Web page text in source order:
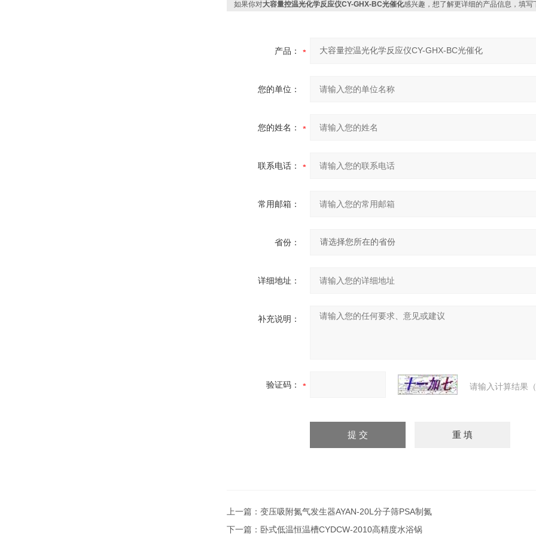
如果你对大容量控温光化学反应仪CY-GHX-BC光催化感兴趣，想了解更详细的产品信息，填写
产品：
您的单位：
您的姓名：
联系电话：
常用邮箱：
省份：
详细地址：
补充说明：
验证码： 请输入计算结果
上一篇： 变压吸附氮气发生器AYAN-20L分子筛PSA制氮
下一篇： 卧式低温恒温槽CYDCW-2010高精度水浴锅